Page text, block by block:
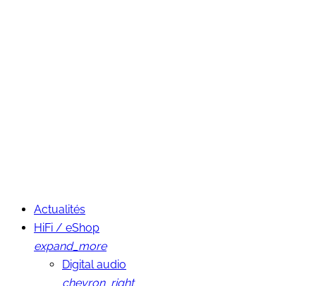
Actualités
HiFi / eShop
expand_more
Digital audio
chevron_right